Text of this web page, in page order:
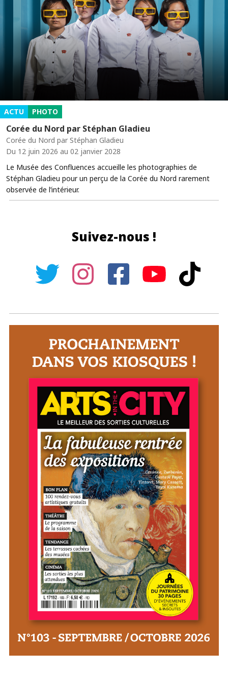
ACTU PHOTO
Corée du Nord par Stéphan Gladieu
Corée du Nord par Stéphan Gladieu
Du 12 juin 2026 au 02 janvier 2028
Le Musée des Confluences accueille les photographies de
Stéphan Gladieu pour un perçu de la Corée du Nord rarement
observée de l’intérieur.
Suivez-nous !